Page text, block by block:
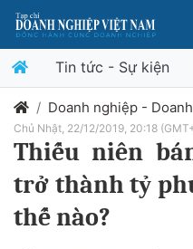
Tin tức - Sự kiện
Doanh nghiệp -
Chủ Nhật, 22/12/2019, 20:18
Thiếu niên
trở thành tỷ
thế nào?